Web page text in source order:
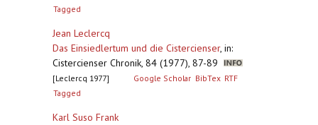
Tagged
Jean Leclercq
Das Einsiedlertum und die Cistercienser, in:
Cistercienser Chronik, 84 (1977), 87-89
[Leclercq 1977] Google Scholar BibTex RTF
Tagged
Karl Suso Frank